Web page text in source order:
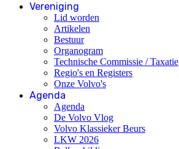
Vereniging
Lid worden
Artikelen
Bestuur
Organogram
Technische Commissie / Taxatie
Regio's en Registers
Onze Volvo's
Agenda
Agenda
De Volvo Vlog
Volvo Klassieker Beurs
LKW 2026